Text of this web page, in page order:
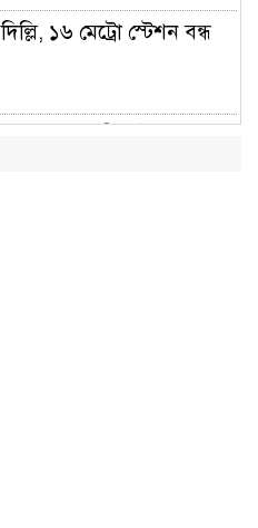
১৬ মেট্রো স্টেশন বন্ধ
নাম নেই, পথে পথে